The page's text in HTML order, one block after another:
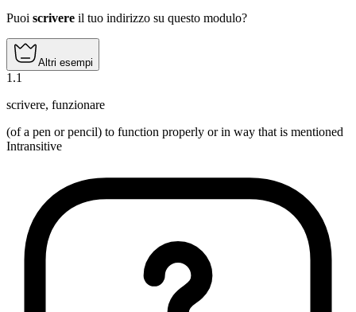
Puoi scrivere il tuo indirizzo su questo modulo?
Altri esempi
1 .1
scrivere, funzionare
(of a pen or pencil) to function properly or in way that is mentioned
Intransitive